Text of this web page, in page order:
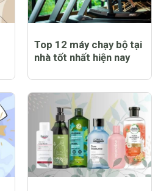
Top 12 máy chạy bộ tại
nhà tốt nhất hiện nay